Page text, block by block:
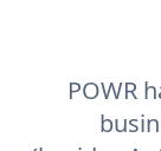
POWR